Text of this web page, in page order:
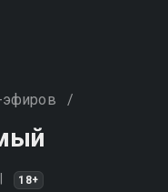
эфиров /
18+